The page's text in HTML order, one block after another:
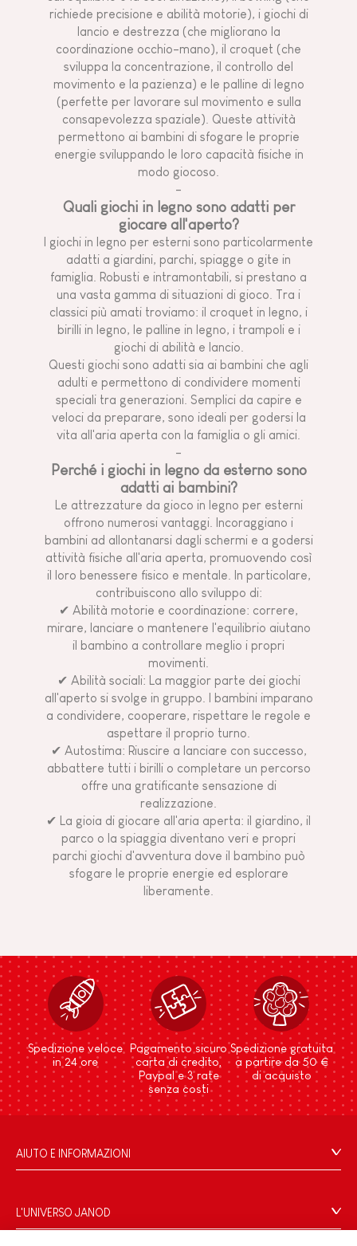
richiede precisione e abilità motorie), i giochi di
lancio e destrezza (che migliorano la
coordinazione occhio-mano), il croquet (che
sviluppa la concentrazione, il controllo del
movimento e la pazienza) e le palline di legno
(perfette per lavorare sul movimento e sulla
consapevolezza spaziale). Queste attività
permettono ai bambini di sfogare le proprie
energie sviluppando le loro capacità fisiche in
modo giocoso.
-
Quali giochi in legno sono adatti per
giocare all'aperto?
I giochi in legno per esterni sono particolarmente
adatti a giardini, parchi, spiagge o gite in
famiglia. Robusti e intramontabili, si prestano a
una vasta gamma di situazioni di gioco. Tra i
classici più amati troviamo: il croquet in legno, i
birilli in legno, le palline in legno, i trampoli e i
giochi di abilità e lancio.
Questi giochi sono adatti sia ai bambini che agli
adulti e permettono di condividere momenti
speciali tra generazioni. Semplici da capire e
veloci da preparare, sono ideali per godersi la
vita all'aria aperta con la famiglia o gli amici.
-
Perché i giochi in legno da esterno sono
adatti ai bambini?
Le attrezzature da gioco in legno per esterni
offrono numerosi vantaggi. Incoraggiano i
bambini ad allontanarsi dagli schermi e a godersi
attività fisiche all'aria aperta, promuovendo così
il loro benessere fisico e mentale. In particolare,
contribuiscono allo sviluppo di:
✔ Abilità motorie e coordinazione: correre,
mirare, lanciare o mantenere l'equilibrio aiutano
il bambino a controllare meglio i propri
movimenti.
✔ Abilità sociali: La maggior parte dei giochi
all'aperto si svolge in gruppo. I bambini imparano
a condividere, cooperare, rispettare le regole e
aspettare il proprio turno.
✔ Autostima: Riuscire a lanciare con successo,
abbattere tutti i birilli o completare un percorso
offre una gratificante sensazione di
realizzazione.
✔ La gioia di giocare all'aria aperta: il giardino, il
parco o la spiaggia diventano veri e propri
parchi giochi d'avventura dove il bambino può
sfogare le proprie energie ed esplorare
liberamente.
Spedizione veloce
in 24 ore
Pagamento sicuro
carta di credito,
Paypal e 3 rate
senza costi
Spedizione gratuita
a partire da 50 €
di acquisto
AIUTO E INFORMAZIONI
Domande Frequenti
Contatti
L'UNIVERSO JANOD